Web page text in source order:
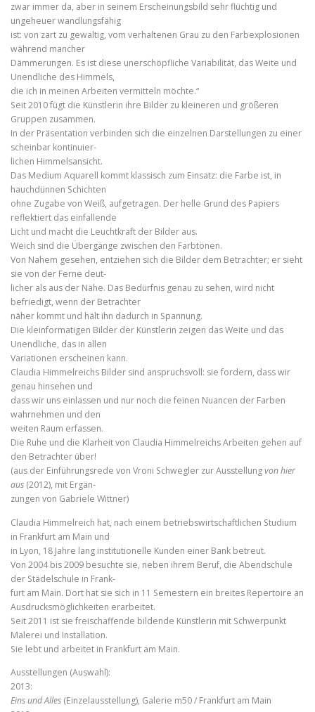
zwar immer da, aber in seinem Erscheinungsbild sehr flüchtig und
ungeheuer wandlungsfähig
ist: von zart zu gewaltig, vom verhaltenen Grau zu den Farbexplosionen
während mancher
Dämmerungen. Es ist diese unerschöpfliche Variabilität, das Weite und
Unendliche des Himmels,
die ich in meinen Arbeiten vermitteln möchte.“
Seit 2010 fügt die Künstlerin ihre Bilder zu kleineren und größeren
Gruppen zusammen.
In der Präsentation verbinden sich die einzelnen Darstellungen zu einer
scheinbar kontinuier-
lichen Himmelsansicht.
Das Medium Aquarell kommt klassisch zum Einsatz: die Farbe ist, in
hauchdünnen Schichten
ohne Zugabe von Weiß, aufgetragen. Der helle Grund des Papiers
reflektiert das einfallende
Licht und macht die Leuchtkraft der Bilder aus.
Weich sind die Übergänge zwischen den Farbtönen.
Von Nahem gesehen, entziehen sich die Bilder dem Betrachter; er sieht
sie von der Ferne deut-
licher als aus der Nähe. Das Bedürfnis genau zu sehen, wird nicht
befriedigt, wenn der Betrachter
näher kommt und hält ihn dadurch in Spannung.
Die kleinformatigen Bilder der Künstlerin zeigen das Weite und das
Unendliche, das in allen
Variationen erscheinen kann.
Claudia Himmelreichs Bilder sind anspruchsvoll: sie fordern, dass wir
genau hinsehen und
dass wir uns einlassen und nur noch die feinen Nuancen der Farben
wahrnehmen und den
weiten Raum erfassen.
Die Ruhe und die Klarheit von Claudia Himmelreichs Arbeiten gehen auf
den Betrachter über!
(aus der Einführungsrede von Vroni Schwegler zur Ausstellungvon hier
aus (2012), mit Ergän-
zungen von Gabriele Wittner)
Claudia Himmelreich hat, nach einem betriebswirtschaftlichen Studium
in Frankfurt am Main und
in Lyon, 18 Jahre lang institutionelle Kunden einer Bank betreut.
Von 2004 bis 2009 besuchte sie, neben ihrem Beruf, die Abendschule
der Städelschule in Frank-
furt am Main. Dort hat sie sich in 11 Semestern ein breites Repertoire an
Ausdrucksmöglichkeiten erarbeitet.
Seit 2011 ist sie freischaffende bildende Künstlerin mit Schwerpunkt
Malerei und Installation.
Sie lebt und arbeitet in Frankfurt am Main.
Ausstellungen (Auswahl):
2013:
Eins und Alles (Einzelausstellung), Galerie m50 / Frankfurt am Main